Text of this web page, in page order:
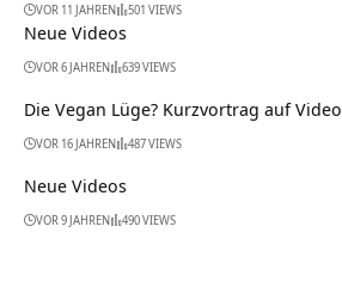
VOR 11 JAHREN 501 VIEWS
Neue Videos
VOR 6 JAHREN 639 VIEWS
Die Vegan Lüge? Kurzvortrag auf Video
VOR 16 JAHREN 487 VIEWS
Neue Videos
VOR 9 JAHREN 490 VIEWS